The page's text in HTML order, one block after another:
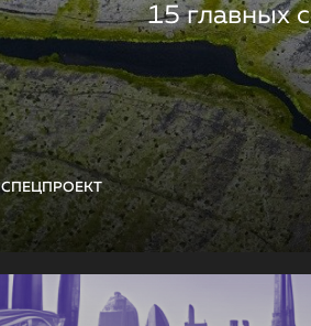
СПЕЦПРОЕКТ
15 главных